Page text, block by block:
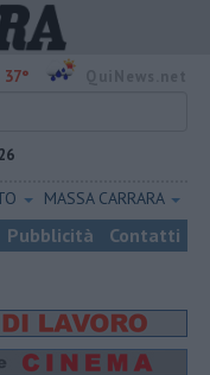
37°
MASSA CARRARA
Pubblicità Contatti